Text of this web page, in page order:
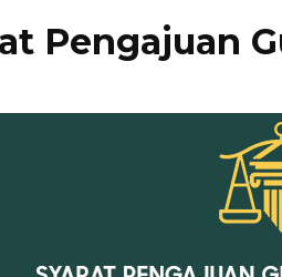
Pengajuan